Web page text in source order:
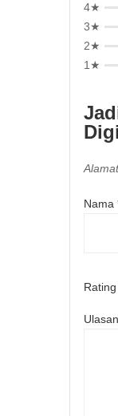
4★
3★
2★
1★
Nama